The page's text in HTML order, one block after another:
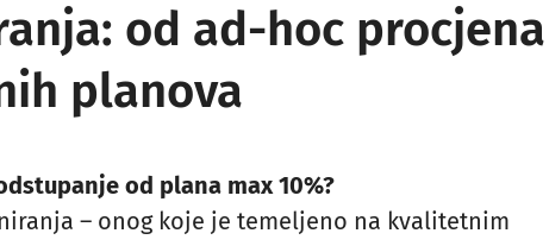
od ad-hoc procjena
planova
od plana max 10%?
– onog koje je temeljeno na kvalitetnim